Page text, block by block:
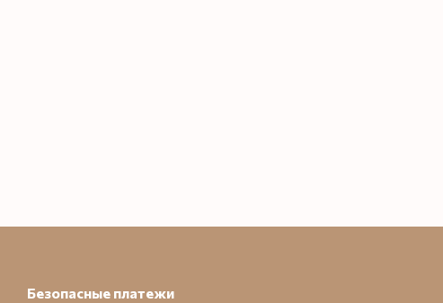
Безопасные платежи